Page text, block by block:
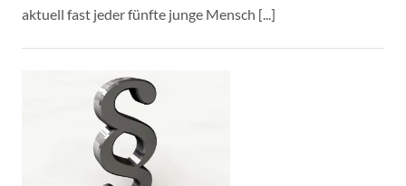
aktuell fast jeder fünfte junge Mensch [...]